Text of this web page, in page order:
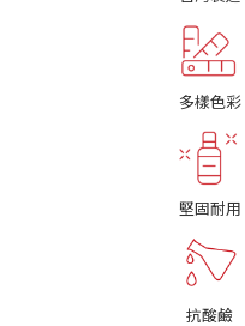
多樣色彩
堅固耐用
抗酸鹼